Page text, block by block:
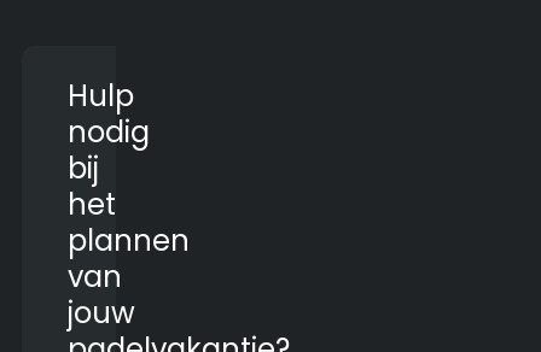
Hulp
nodig
bij
het
plannen
van
jouw